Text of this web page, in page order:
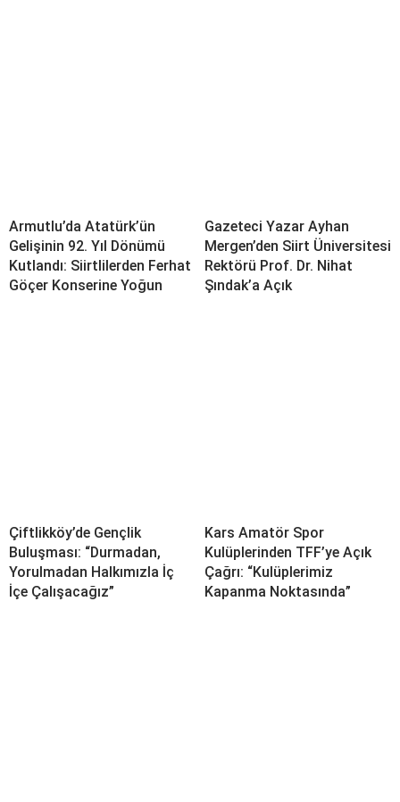
Armutlu’da Atatürk’ün
Gelişinin 92. Yıl Dönümü
Kutlandı: Siirtlilerden Ferhat
Göçer Konserine Yoğun
Gazeteci Yazar Ayhan
Mergen’den Siirt Üniversitesi
Rektörü Prof. Dr. Nihat
Şındak’a Açık
Çiftlikköy’de Gençlik
Buluşması: “Durmadan,
Yorulmadan Halkımızla İç
İçe Çalışacağız”
Kars Amatör Spor
Kulüplerinden TFF’ye Açık
Çağrı: “Kulüplerimiz
Kapanma Noktasında”